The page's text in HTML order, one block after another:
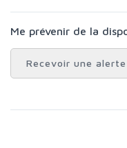
Me prévenir de la
Recevoir une alerte